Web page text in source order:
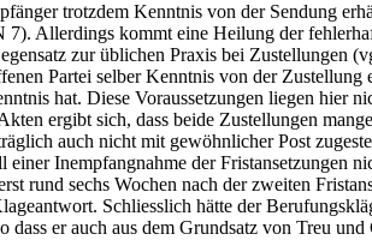
trotzdem Kenntnis von der Sendung
Allerdings kommt eine Heilung der
zur üblichen Praxis bei
Partei selber Kenntnis von der
hat. Diese Voraussetzungen liegen hier
ergibt sich, dass beide Zustellungen
auch nicht mit gewöhnlicher Post
Inempfangnahme der
rund sechs Wochen nach der zweiten
Schliesslich hätte der
er auch aus dem Grundsatz von Treu